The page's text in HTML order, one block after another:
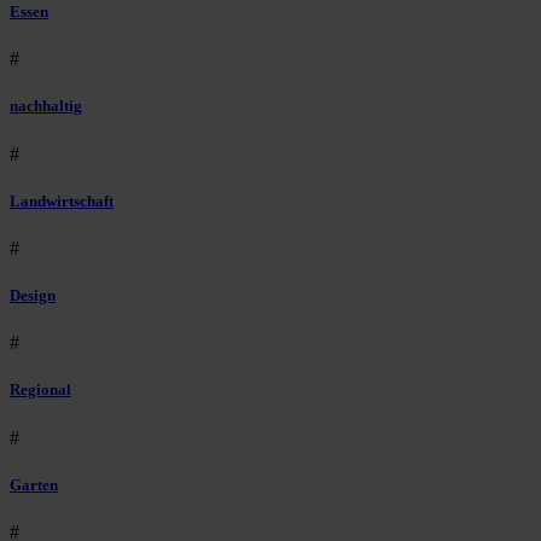
Essen
#
nachhaltig
#
Landwirtschaft
#
Design
#
Regional
#
Garten
#